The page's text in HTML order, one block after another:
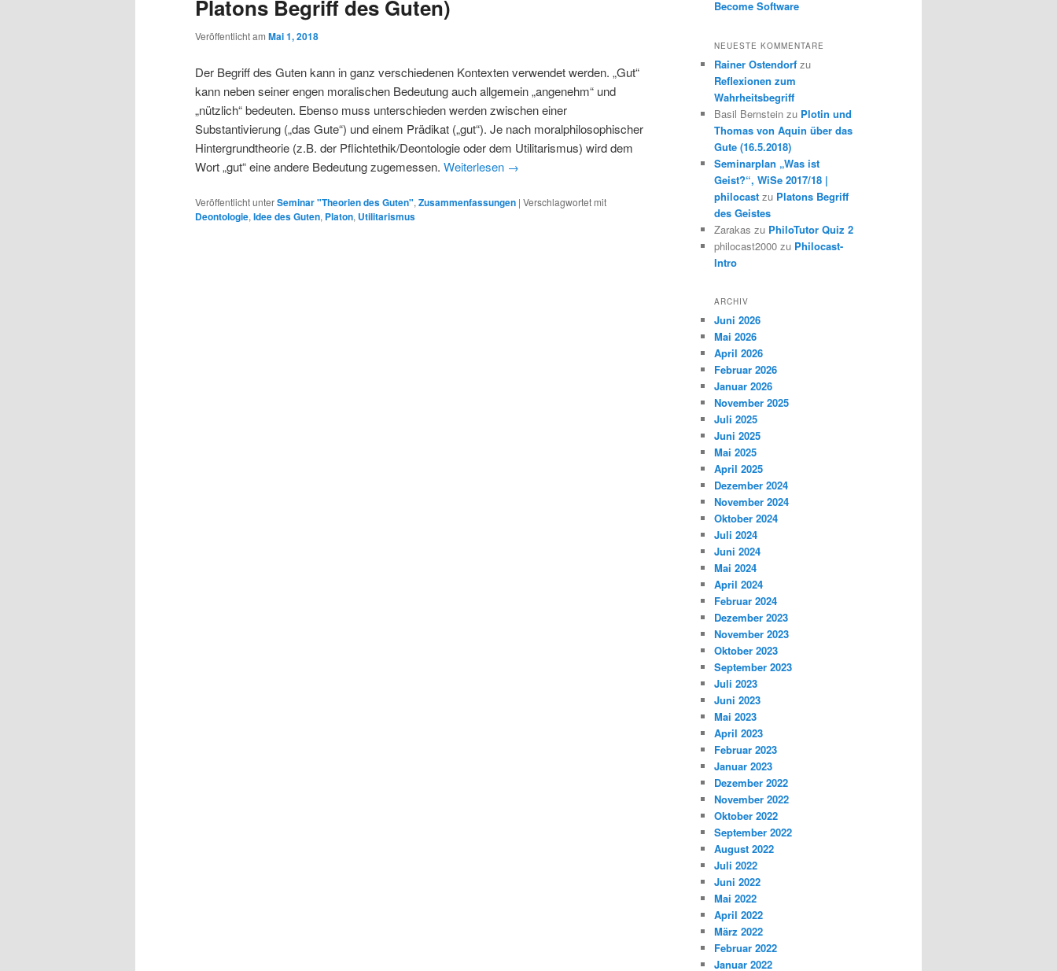
Platons Begriff des Guten)
Veröffentlicht am Mai 1, 2018
Der Begriff des Guten kann in ganz verschiedenen Kontexten verwendet werden. „Gut“
kann neben seiner engen moralischen Bedeutung auch allgemein „angenehm“ und
„nützlich“ bedeuten. Ebenso muss unterschieden werden zwischen einer
Substantivierung („das Gute“) und einem Prädikat („gut“). Je nach moralphilosophischer
Hintergrundtheorie (z.B. der Pflichtethik/Deontologie oder dem Utilitarismus) wird dem
Wort „gut“ eine andere Bedeutung zugemessen. Weiterlesen →
Veröffentlicht unterSeminar "Theorien des Guten", Zusammenfassungen | Verschlagwortet mit
Deontologie, Idee des Guten, Platon, Utilitarismus
Become Software
NEUESTE KOMMENTARE
Rainer Ostendorf zu
Reflexionen zum
Wahrheitsbegriff
Basil Bernstein zu Plotin und
Thomas von Aquin über das
Gute (16.5.2018)
Seminarplan „Was ist
Geist?“, WiSe 2017/18 |
philocast zu Platons Begriff
des Geistes
Zarakas zu PhiloTutor Quiz 2
philocast2000 zu Philocast-
Intro
ARCHIV
Juni 2026
Mai 2026
April 2026
Februar 2026
Januar 2026
November 2025
Juli 2025
Juni 2025
Mai 2025
April 2025
Dezember 2024
November 2024
Oktober 2024
Juli 2024
Juni 2024
Mai 2024
April 2024
Februar 2024
Dezember 2023
November 2023
Oktober 2023
September 2023
Juli 2023
Juni 2023
Mai 2023
April 2023
Februar 2023
Januar 2023
Dezember 2022
November 2022
Oktober 2022
September 2022
August 2022
Juli 2022
Juni 2022
Mai 2022
April 2022
März 2022
Februar 2022
Januar 2022